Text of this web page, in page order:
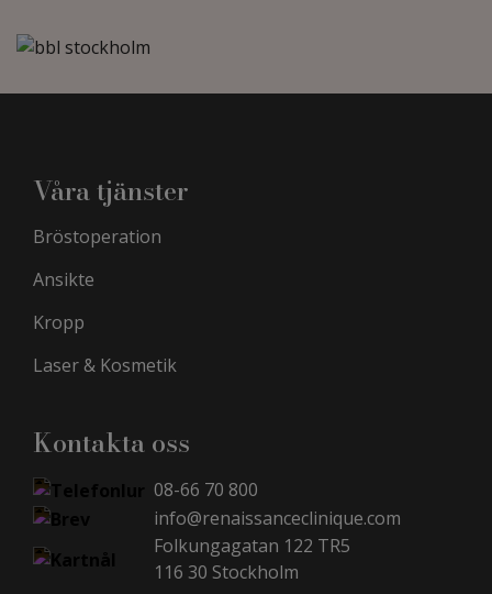
Våra tjänster
Bröstoperation
Ansikte
Kropp
Laser & Kosmetik
Kontakta oss
08-66 70 800
info@renaissanceclinique.com
Folkungagatan 122 TR5
116 30 Stockholm